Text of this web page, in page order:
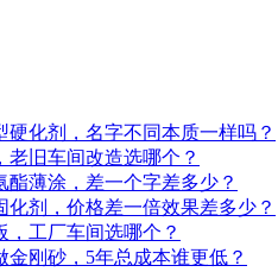
硬化剂，名字不同本质一样吗？
老旧车间改造选哪个？
酯薄涂，差一个字差多少？
化剂，价格差一倍效果差多少？
，工厂车间选哪个？
金刚砂，5年总成本谁更低？